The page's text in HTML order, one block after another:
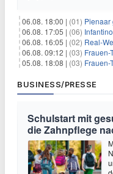
06.08. 18:00 | (01) Pienaar
06.08. 17:05 | (06) Infantino
06.08. 16:05 | (02) Real-
06.08. 09:12 | (03) Frauen-
05.08. 18:08 | (03) Frauen-
BUSINESS/PRESSE
Schulstart mit
die Zahnpflege